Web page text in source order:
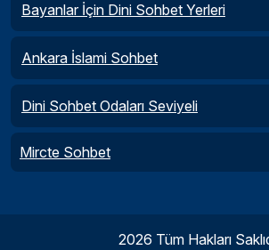
Bayanlar İçin Dini Sohbet Yerleri
Ankara İslami Sohbet
Dini Sohbet Odaları Seviyeli
Mircte Sohbet
2026 Tüm Hakları